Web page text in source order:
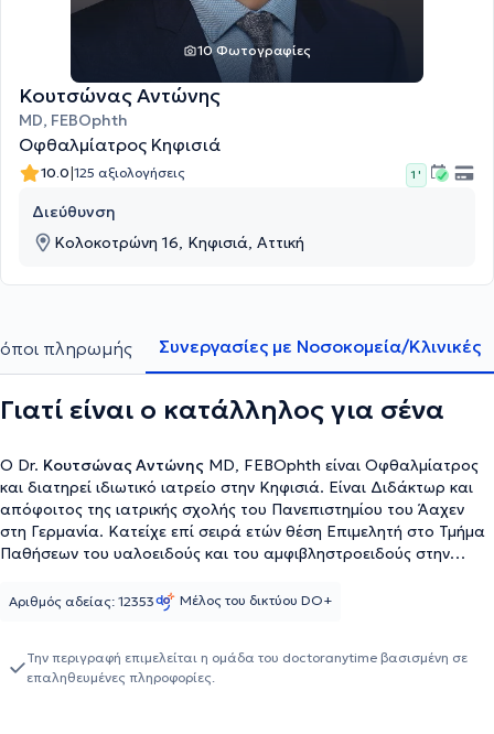
10 Φωτογραφίες
Κουτσώνας Αντώνης
MD, FEBOphth
Οφθαλμίατρος Κηφισιά
10.0|125 αξιολογήσεις 1 '
Διεύθυνση
Κολοκοτρώνη 16, Κηφισιά, Αττική
πληρωμής Συνεργασίες με Νοσοκομεία/Κλινικές
Γιατί είναι ο κατάλληλος για σένα
Ο Dr. Κουτσώνας Αντώνης MD, FEBOphth είναι Οφθαλμίατρος
και διατηρεί ιδιωτικό ιατρείο στην Κηφισιά. Είναι Διδάκτωρ και
απόφοιτος της ιατρικής σχολής του Πανεπιστημίου του Άαχεν
στη Γερμανία. Kατείχε επί σειρά ετών θέση Επιμελητή στο Τμήμα
Παθήσεων του υαλοειδούς και του αμφιβληστροειδούς στην
όπου εξειδικεύτηκε στη χειρουργική αντιμετώπιση παθήσεων
Οφθαλμολογίας, έλαβε τον ευρωπαϊκό τίτλο της Οφθαλμολογίας
FEBO (Fellow of the European Board of Ophthalmology). Διαθέτει
Αριθμός αδείας: 12353 Μέλος του δικτύου DO+
Την περιγραφή επιμελείται η ομάδα του doctoranytime βασισμένη σε
επαληθευμένες πληροφορίες.